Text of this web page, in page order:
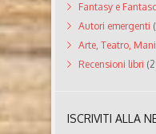
Fantasy e
Autori emergenti
Arte, Teatro,
Recensioni libri
ISCRIVITI ALLA